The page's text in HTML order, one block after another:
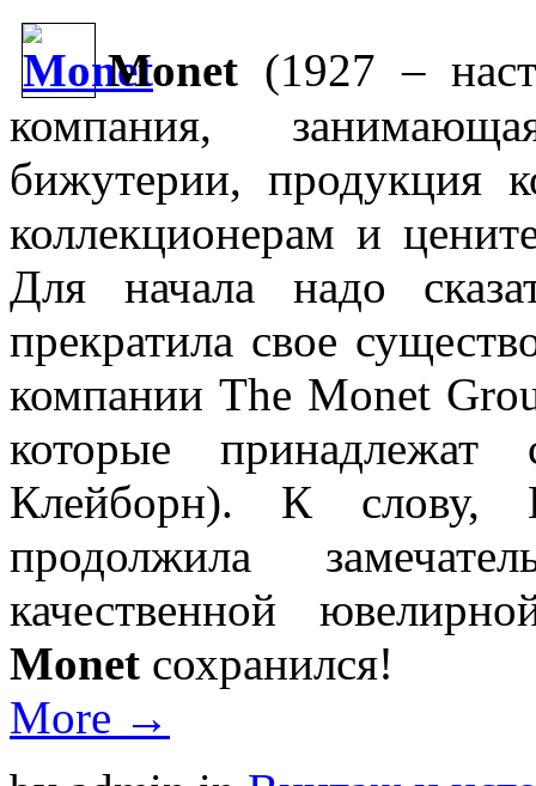
Monet (1927 –
компания,
бижутерии, продукция
коллекционерам и
Для начала надо
прекратила свое
компании The Monet
которые
Клейборн). К слову,
продолжила
качественной
Monet сохранился!
More →